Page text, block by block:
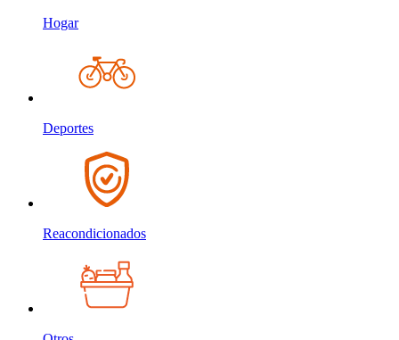
Hogar
Deportes
Reacondicionados